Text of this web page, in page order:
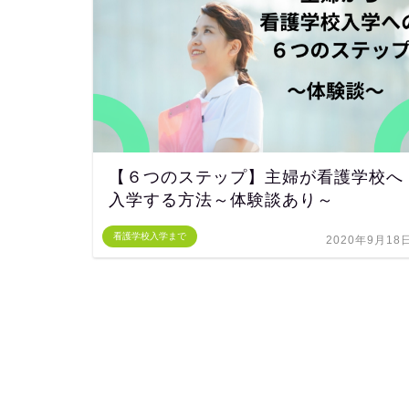
看護学校入学まで
【６つのステップ】主婦が看護学校へ
入学する方法～体験談あり～
2020年9月18